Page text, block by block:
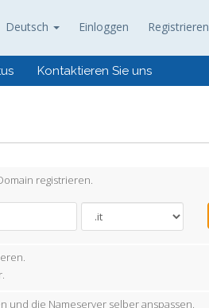
Deutsch Einloggen Registrieren
Kontaktieren Sie uns
registrieren.
und die Nameserver selber anspassen.